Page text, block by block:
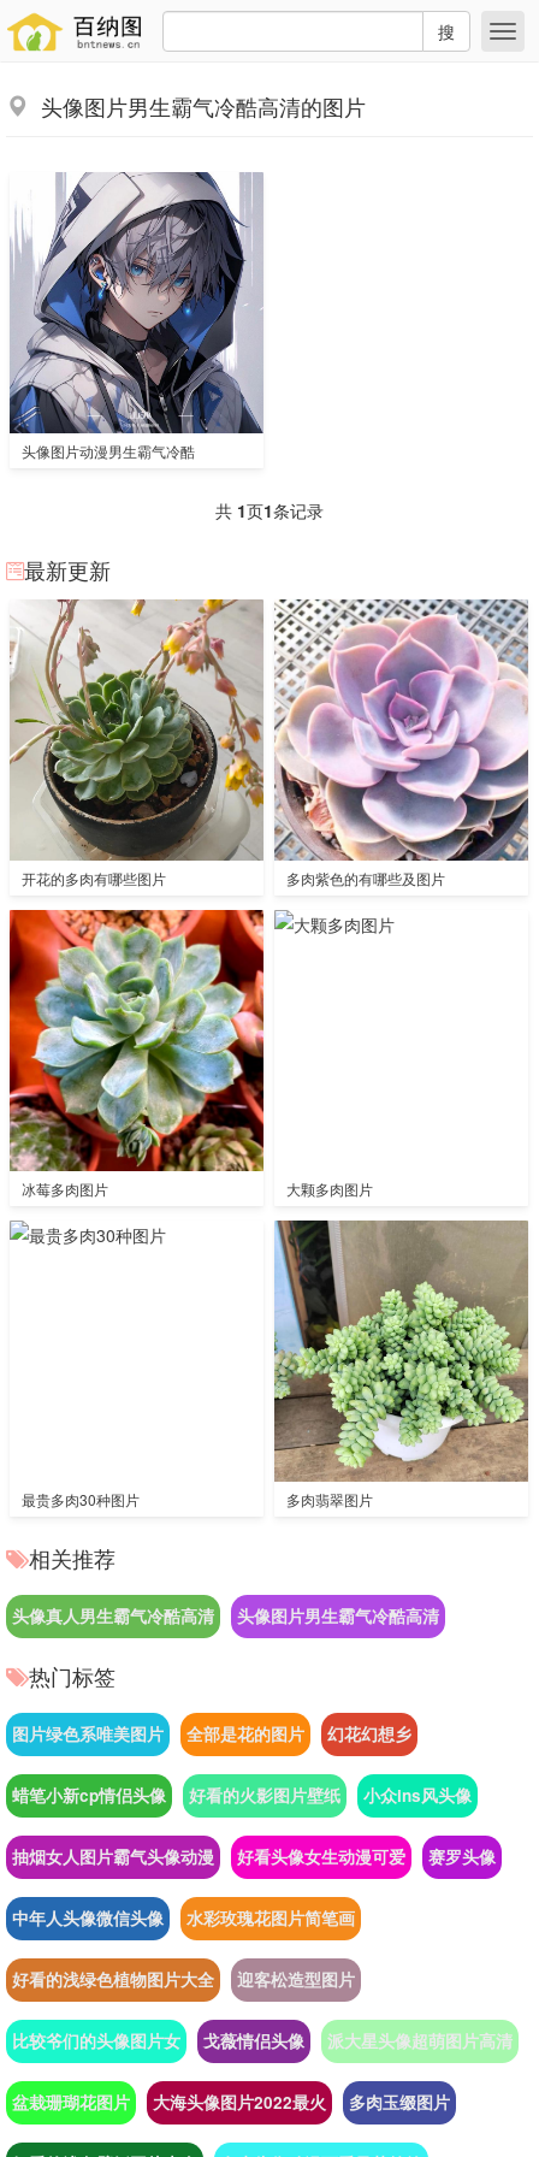
搜
头像图片男生霸气冷酷高清的图片
头像图片动漫男生霸气冷酷
共 1页1条记录
最新更新
开花的多肉有哪些图片 多肉紫色的有哪些及图片
冰莓多肉图片 大颗多肉图片
最贵多肉30种图片 多肉翡翠图片
相关推荐
头像真人男生霸气冷酷高清 头像图片男生霸气冷酷高清
热门标签
图片绿色系唯美图片 全部是花的图片 幻花幻想乡
蜡笔小新cp情侣头像 好看的火影图片壁纸 小众ins风头像
抽烟女人图片霸气头像动漫 好看头像女生动漫可爱 赛罗头像
中年人头像微信头像 水彩玫瑰花图片简笔画
好看的浅绿色植物图片大全 迎客松造型图片
比较爷们的头像图片女 戈薇情侣头像 派大星头像超萌图片高清
盆栽珊瑚花图片 大海头像图片2022最火 多肉玉缀图片